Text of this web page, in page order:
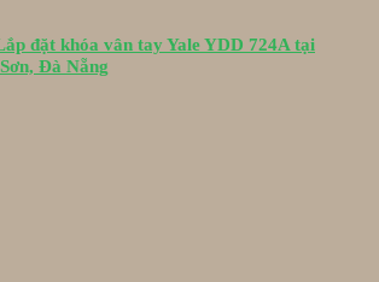
đặt khóa vân tay Yale YDD 724A tại
Đà Nẵng